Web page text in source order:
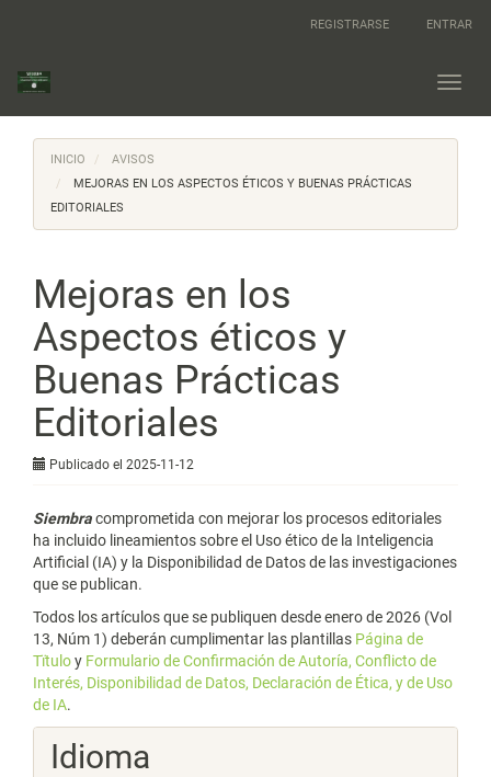
principal
Barra
lateral
REGISTRARSE ENTRAR
INICIO
AVISOS
MEJORAS EN LOS ASPECTOS ÉTICOS Y BUENAS PRÁCTICAS
EDITORIALES
Mejoras en los
Aspectos éticos y
Buenas Prácticas
Editoriales
Publicado el 2025-11-12
Siembracomprometida con mejorar los procesos editoriales
ha incluido lineamientos sobre el Uso ético de la Inteligencia
Artificial (IA) y la Disponibilidad de Datos de las investigaciones
que se publican.
Todos los artículos que se publiquen desde enero de 2026 (Vol
13, Núm 1) deberán cumplimentar las plantillas Página de
Tïtuloy Formulario de Confirmación de Autoría, Conflicto de
Interés, Disponibilidad de Datos, Declaración de Ética, y de Uso
de IA.
Idioma